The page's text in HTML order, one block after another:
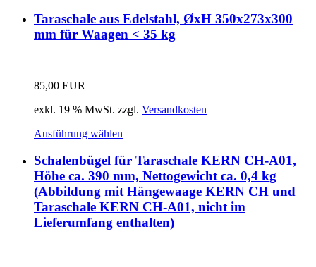
Taraschale aus Edelstahl, ØxH 350x273x300
mm für Waagen < 35 kg
85,00 EUR
exkl. 19 % MwSt. zzgl. Versandkosten
Ausführung wählen
Schalenbügel für Taraschale KERN CH-A01,
Höhe ca. 390 mm, Nettogewicht ca. 0,4 kg
(Abbildung mit Hängewaage KERN CH und
Taraschale KERN CH-A01, nicht im
Lieferumfang enthalten)